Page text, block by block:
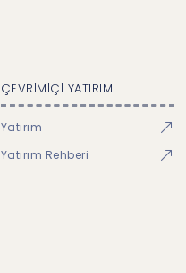
ÇEVRİMİÇİ YATIRIM
Yatırım
Yatırım Rehberi